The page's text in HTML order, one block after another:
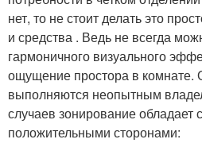
нет, то не стоит делать это
и средства . Ведь не всегда
гармоничного визуального
ощущение простора в комнате.
выполняются неопытным
случаев зонирование
положительными сторонами: